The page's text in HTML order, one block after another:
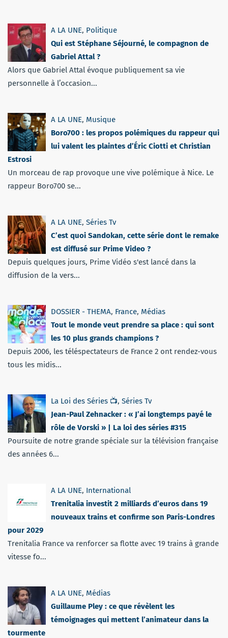
A LA UNE, Politique
Qui est Stéphane Séjourné, le compagnon de
Gabriel Attal ?
Alors que Gabriel Attal évoque publiquement sa vie
personnelle à l’occasion...
A LA UNE, Musique
Boro700 : les propos polémiques du rappeur qui
lui valent les plaintes d’Éric Ciotti et Christian
Estrosi
Un morceau de rap provoque une vive polémique à Nice. Le
rappeur Boro700 se...
A LA UNE, Séries Tv
C’est quoi Sandokan, cette série dont le remake
est diffusé sur Prime Video ?
Depuis quelques jours, Prime Vidéo s'est lancé dans la
diffusion de la vers...
DOSSIER - THEMA, France, Médias
Tout le monde veut prendre sa place : qui sont
les 10 plus grands champions ?
Depuis 2006, les téléspectateurs de France 2 ont rendez-vous
tous les midis...
La Loi des Séries 📺, Séries Tv
Jean-Paul Zehnacker : « J’ai longtemps payé le
rôle de Vorski » | La loi des séries #315
Poursuite de notre grande spéciale sur la télévision française
des années 6...
A LA UNE, International
Trenitalia investit 2 milliards d’euros dans 19
nouveaux trains et confirme son Paris-Londres
pour 2029
Trenitalia France va renforcer sa flotte avec 19 trains à grande
vitesse fo...
A LA UNE, Médias
Guillaume Pley : ce que révèlent les
témoignages qui mettent l’animateur dans la
tourmente